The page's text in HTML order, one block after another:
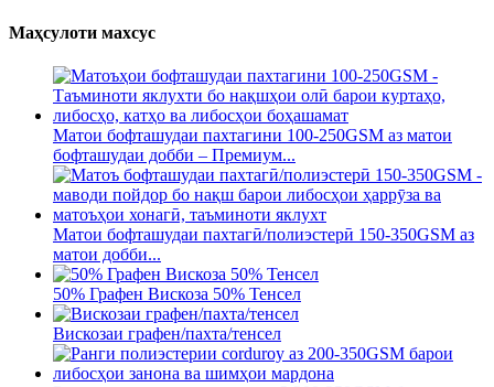
Маҳсулоти махсус
Матои бофташудаи пахтагини 100-250GSM аз матои
бофташудаи добби – Премиум...
Матои бофташудаи пахтагӣ/полиэстерӣ 150-350GSM аз
матои добби...
50% Графен Вискоза 50% Тенсел
Вискозаи графен/пахта/тенсел